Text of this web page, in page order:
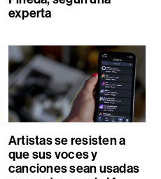
experta
Artistas se resisten a
que sus voces y
canciones sean usadas